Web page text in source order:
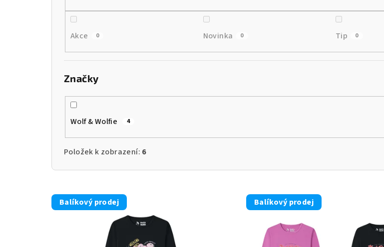
Akce 0 Novinka 0 Tip 0
Značky
Wolf & Wolfie 4
Položek k zobrazení: 6
V
ý
Balíkový prodej Balíkový prodej